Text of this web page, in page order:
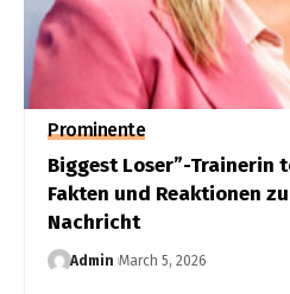
Prominente
Biggest Loser”-Trainerin
Fakten und Reaktionen
Nachricht
Admin March 5, 2026